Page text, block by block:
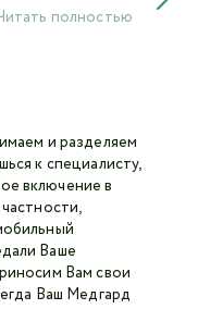
полностью
и разделяем
к специалисту,
включение в
Ваше
Вам свои
Ваш Медгард